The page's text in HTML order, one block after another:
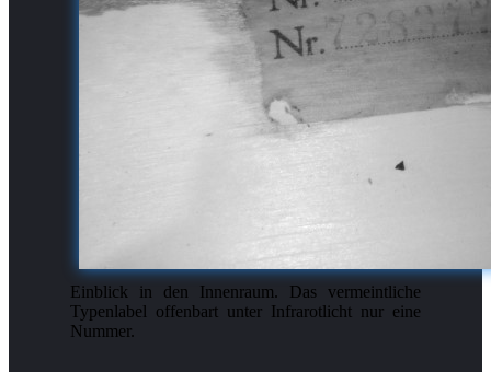
Einblick in den Innenraum. Das vermeintliche
Typenlabel offenbart unter Infrarotlicht nur eine
Nummer.